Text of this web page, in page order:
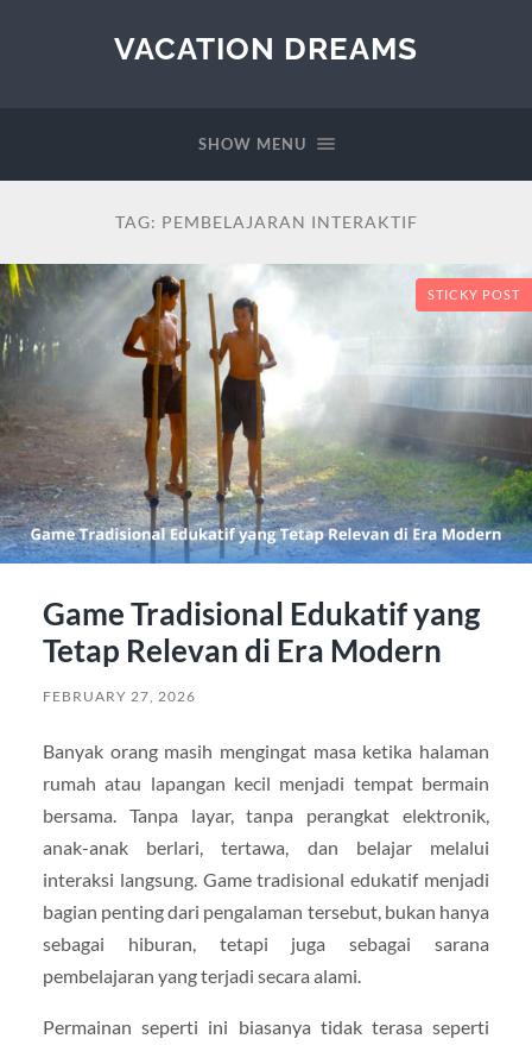
VACATION DREAMS
SHOW MENU
TAG: PEMBELAJARAN INTERAKTIF
STICKY POST
Game Tradisional Edukatif yang
Tetap Relevan di Era Modern
FEBRUARY 27, 2026
Banyak orang masih mengingat masa ketika halaman
rumah atau lapangan kecil menjadi tempat bermain
bersama. Tanpa layar, tanpa perangkat elektronik,
anak-anak berlari, tertawa, dan belajar melalui
interaksi langsung. Game tradisional edukatif menjadi
bagian penting dari pengalaman tersebut, bukan hanya
sebagai hiburan, tetapi juga sebagai sarana
pembelajaran yang terjadi secara alami.
Permainan seperti ini biasanya tidak terasa seperti